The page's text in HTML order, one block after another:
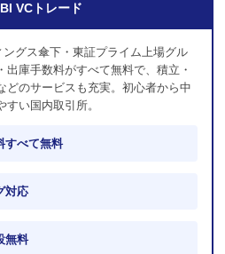
VCトレード
グス傘下・東証プライム上場グル
出庫手数料がすべて無料で、積立・
どのサービスも充実。初心者から中
すい国内取引所。
すべて無料
対応
無料